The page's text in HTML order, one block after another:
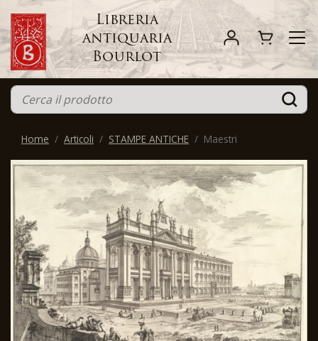
Libreria
antiquaria
Bourlot
Home Articoli STAMPE ANTICHE Maestri